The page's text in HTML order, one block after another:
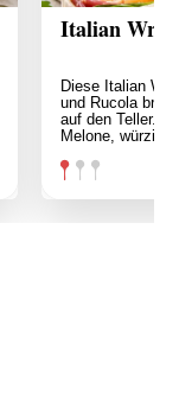
Italian
Diese Italian
und Rucola
auf den Teller.
Melone,